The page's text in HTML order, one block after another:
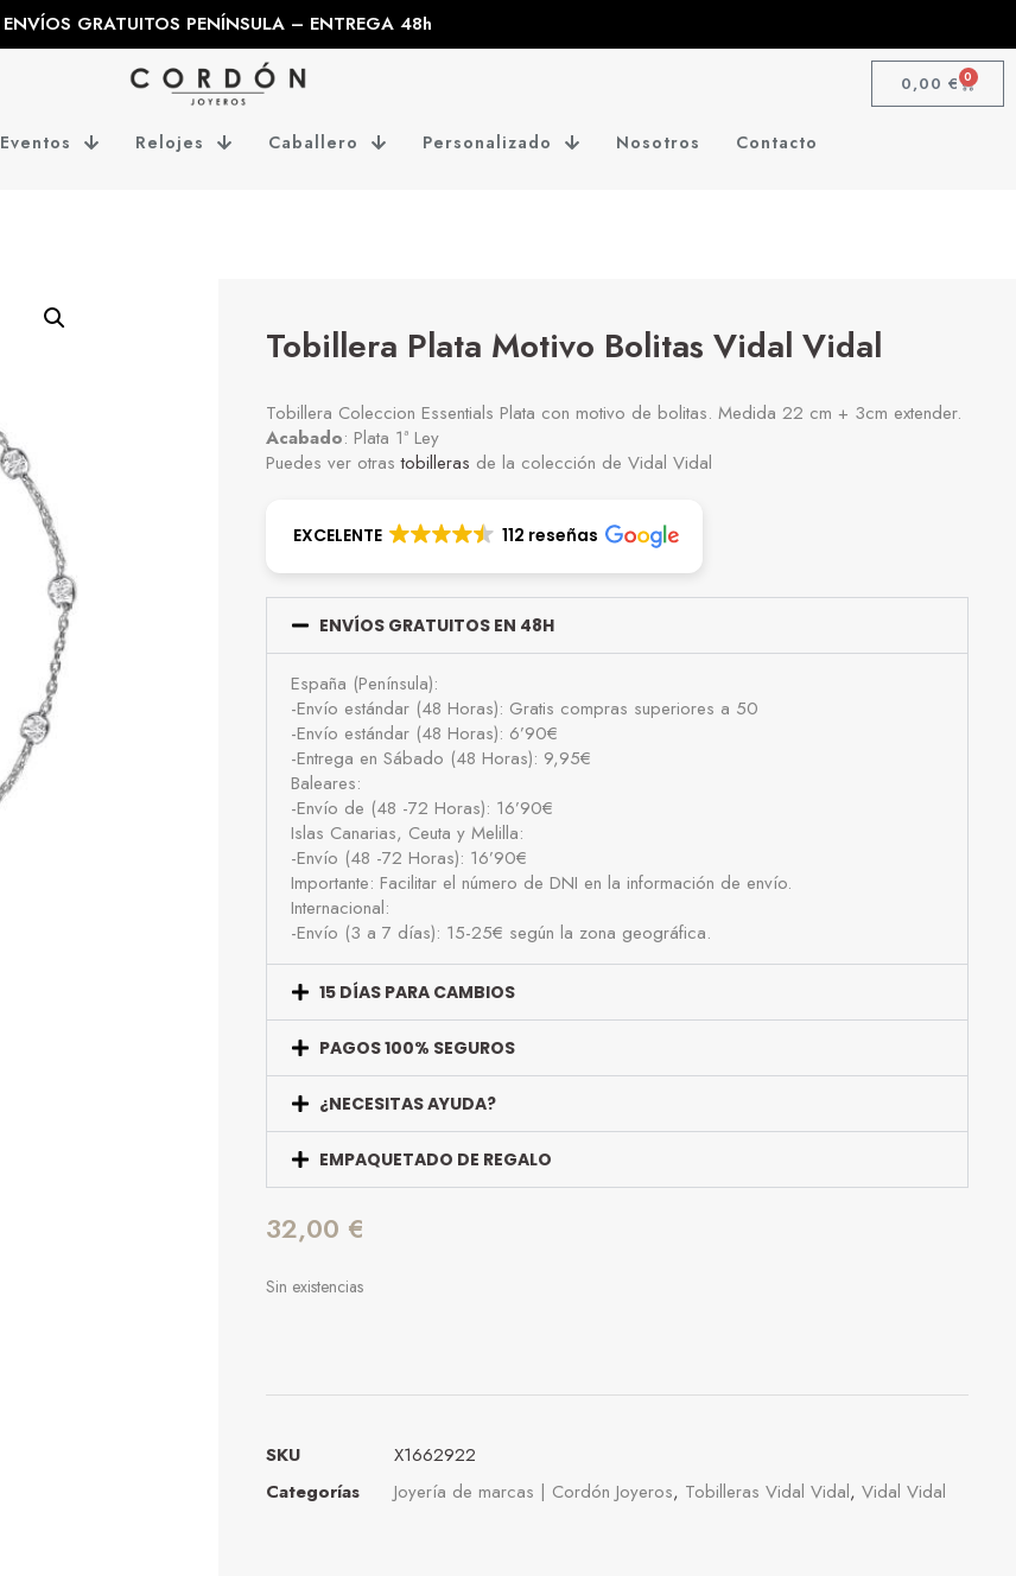
ENVÍOS GRATUITOS PENÍNSULA – ENTREGA 48h
0,00 € 0
Eventos Relojes Caballero Personalizado Nosotros Contacto
Tobillera Plata Motivo Bolitas Vidal Vidal
Tobillera Coleccion Essentials Plata con motivo de bolitas. Medida 22 cm + 3cm extender.
Acabado: Plata 1ª Ley
Puedes ver otrastobilleras de la colección de Vidal Vidal
EXCELENTE 112 reseñas
ENVÍOS GRATUITOS EN 48H
España (Península):
-Envío estándar (48 Horas): Gratis compras superiores a 50
-Envío estándar (48 Horas): 6’90€
-Entrega en Sábado (48 Horas): 9,95€
Baleares:
-Envío de (48 -72 Horas): 16’90€
Islas Canarias, Ceuta y Melilla:
-Envío (48 -72 Horas): 16’90€
Importante: Facilitar el número de DNI en la información de envío.
Internacional:
-Envío (3 a 7 días): 15-25€ según la zona geográfica.
15 DÍAS PARA CAMBIOS
PAGOS 100% SEGUROS
¿NECESITAS AYUDA?
EMPAQUETADO DE REGALO
32,00 €
Sin existencias
SKU
X1662922
Categorías
Joyería de marcas | Cordón Joyeros, Tobilleras Vidal Vidal, Vidal Vidal